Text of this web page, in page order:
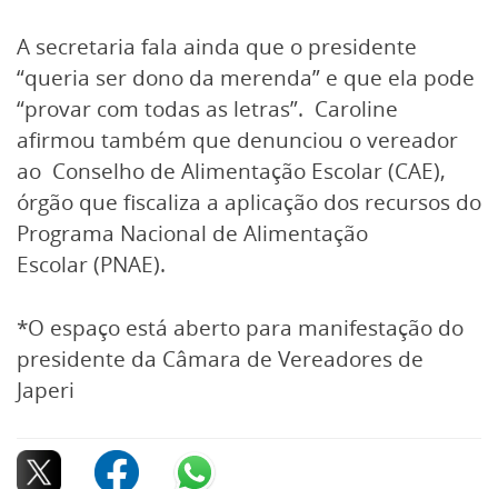
A secretaria fala ainda que o presidente
“queria ser dono da merenda” e que ela pode
“provar com todas as letras”. Caroline
afirmou também que denunciou o vereador
ao Conselho de Alimentação Escolar (CAE),
órgão que fiscaliza a aplicação dos recursos do
Programa Nacional de Alimentação
Escolar (PNAE).
*O espaço está aberto para manifestação do
presidente da Câmara de Vereadores de
Japeri